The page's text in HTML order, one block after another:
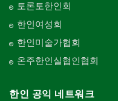
토론토한인회
한인여성회
한인미술가협회
온주한인실협인협회
한인 공익 네트워크